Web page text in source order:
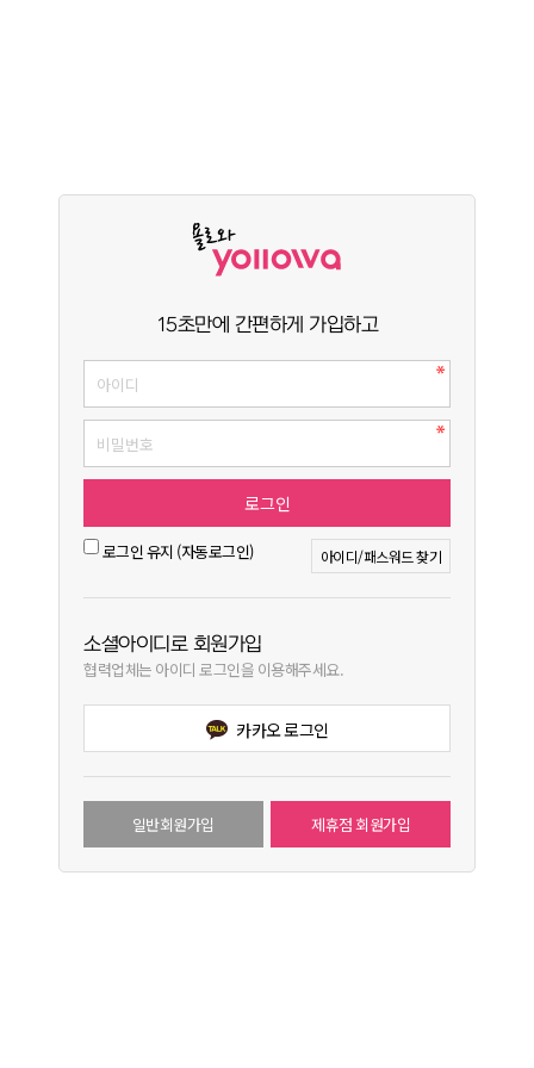
15초만에 간편하게 가입하고
로그인 유지 (자동로그인) 아이디/패스워드 찾기
소셜아이디로 회원가입
협력업체는 아이디 로그인을 이용해주세요.
카카오 로그인
일반회원가입 제휴점 회원가입